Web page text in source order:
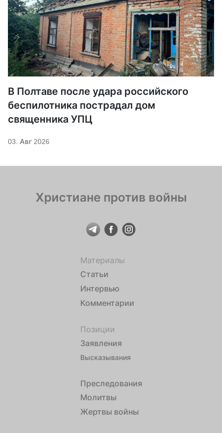
В Полтаве после удара российского
беспилотника пострадал дом
священника УПЦ
03. Авг 2026
Христиане против войны
Материалы
Статьи
Интервью
Комментарии
Позиции
Заявления
Высказывания
Преследования
Молитвы
Жертвы войны